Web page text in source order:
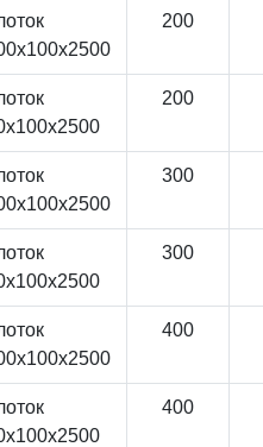
200
200
300
300
400
400